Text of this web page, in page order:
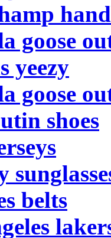
goose
yeezy
goose
shoes
belts